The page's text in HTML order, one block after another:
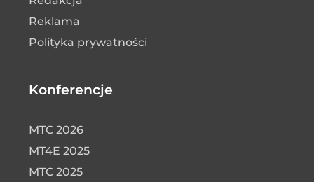
Reklama
Polityka prywatności
Konferencje
MTC 2026
MT4E 2025
MTC 2025